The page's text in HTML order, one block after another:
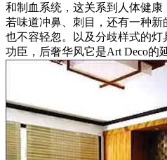
和制血系统，这关系到人体健康
若味道冲鼻、刺目，还有一种
也不容轻忽。以及分歧样式的
功臣，后奢华风它是Art Deco的